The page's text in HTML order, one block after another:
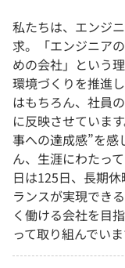
私たちは、エンジ
求。「エンジニア
めの会社」という
環境づくりを推進
はもちろん、社員
に反映させていま
事への達成感”を感
ん、生涯にわたっ
日は125日、長期
ランスが実現でき
く働ける会社を目
って取り組んでいま